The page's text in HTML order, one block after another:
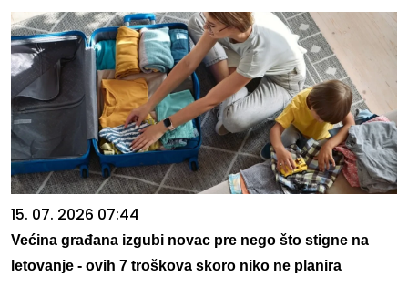
15. 07. 2026 07:44
Većina građana izgubi novac pre nego što stigne na
letovanje - ovih 7 troškova skoro niko ne planira